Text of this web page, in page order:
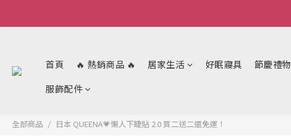
首頁 🔥 熱銷商品 🔥 居家生活 好眠寢具 節慶禮物
服飾配件
全部商品 日本 QUEENA💗懶人下睫貼 2.0 買二送二還免運！